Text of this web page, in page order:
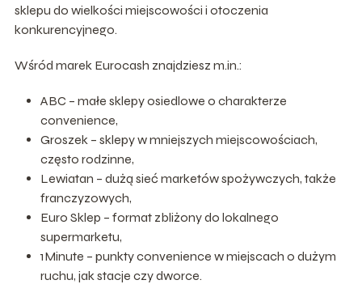
sklepu do wielkości miejscowości i otoczenia
konkurencyjnego.
Wśród marek Eurocash znajdziesz m.in.:
ABC – małe sklepy osiedlowe o charakterze
convenience,
Groszek – sklepy w mniejszych miejscowościach,
często rodzinne,
Lewiatan – dużą sieć marketów spożywczych, także
franczyzowych,
Euro Sklep – format zbliżony do lokalnego
supermarketu,
1Minute – punkty convenience w miejscach o dużym
ruchu, jak stacje czy dworce.